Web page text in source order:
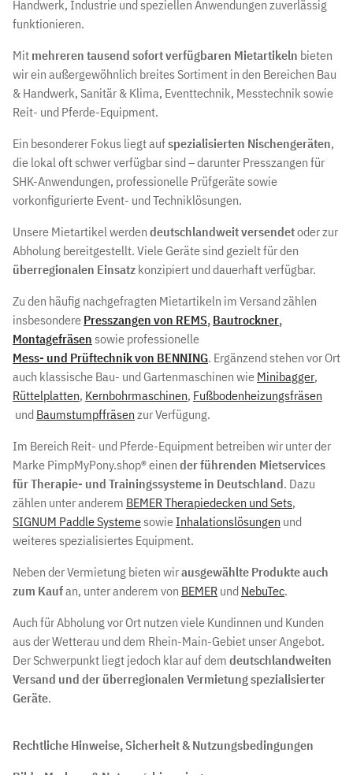
Handwerk, Industrie und speziellen Anwendungen zuverlässig
funktionieren.
Mit mehreren tausend sofort verfügbaren Mietartikeln bieten
wir ein außergewöhnlich breites Sortiment in den Bereichen Bau
& Handwerk, Sanitär & Klima, Eventtechnik, Messtechnik sowie
Reit- und Pferde-Equipment.
Ein besonderer Fokus liegt aufspezialisierten Nischengeräten,
die lokal oft schwer verfügbar sind – darunter Presszangen für
SHK-Anwendungen, professionelle Prüfgeräte sowie
vorkonfigurierte Event- und Techniklösungen.
Unsere Mietartikel werden deutschlandweit versendetoder zur
Abholung bereitgestellt. Viele Geräte sind gezielt für den
überregionalen Einsatz konzipiert und dauerhaft verfügbar.
Zu den häufig nachgefragten Mietartikeln im Versand zählen
insbesondere Presszangen von REMS, Bautrockner,
Montagefräsen sowie professionelle
Mess- und Prüftechnik von BENNING. Ergänzend stehen vor Ort
auch klassische Bau- und Gartenmaschinen wie Minibagger,
Rüttelplatten, Kernbohrmaschinen, Fußbodenheizungsfräsen
und Baumstumpffräsen zur Verfügung.
Im Bereich Reit- und Pferde-Equipment betreiben wir unter der
Marke PimpMyPony.shop® einen der führenden Mietservices
für Therapie- und Trainingssysteme in Deutschland. Dazu
zählen unter anderem BEMER Therapiedecken und Sets,
SIGNUM Paddle SystemesowieInhalationslösungen und
weiteres spezialisiertes Equipment.
Neben der Vermietung bieten wirausgewählte Produkte auch
zum Kaufan, unter anderem von BEMER und NebuTec.
Auch für Abholung vor Ort nutzen viele Kundinnen und Kunden
aus der Wetterau und dem Rhein-Main-Gebiet unser Angebot.
Der Schwerpunkt liegt jedoch klar auf dem deutschlandweiten
Versand und der überregionalen Vermietung spezialisierter
Geräte.
Rechtliche Hinweise, Sicherheit & Nutzungsbedingungen